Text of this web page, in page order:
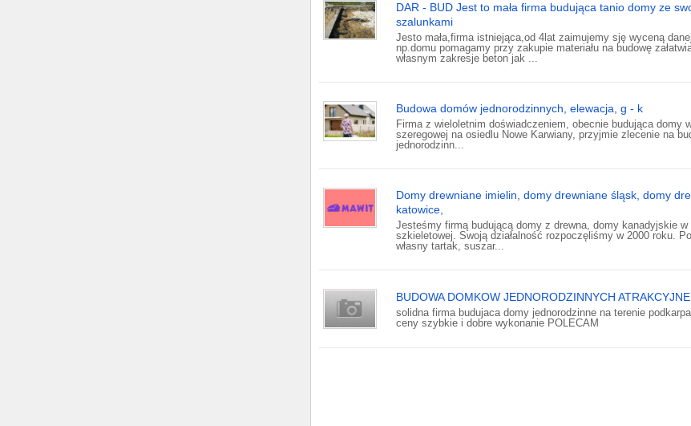
DAR - BUD Jest to mała firma budująca tanio domy ze
szalunkami
Jesto mała,firma istniejąca,od 4lat zaimujemy sję wyceną
np.domu pomagamy przy zakupie materiału na budowę
własnym zakresje beton jak ...
Budowa domów jednorodzinnych, elewacja, g - k
Firma z wieloletnim doświadczeniem, obecnie budująca domy
szeregowej na osiedlu Nowe Karwiany, przyjmie zlecenie na
jednorodzinn...
Domy drewniane imielin, domy drewniane śląsk, domy
katowice,
Jesteśmy firmą budującą domy z drewna, domy kanadyjskie w
szkieletowej. Swoją działalność rozpoczęliśmy w 2000 roku.
własny tartak, suszar...
BUDOWA DOMKOW JEDNORODZINNYCH
solidna firma budujaca domy jednorodzinne na terenie
ceny szybkie i dobre wykonanie POLECAM